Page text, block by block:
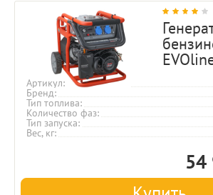
Артикул
Бренд
Тип топлива
Количество фаз
Тип запуска
Вес, кг
54